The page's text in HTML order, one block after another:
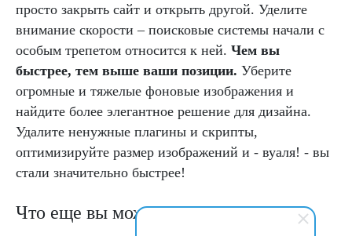
просто закрыть сайт и открыть другой. Уделите
внимание скорости – поисковые системы начали с
особым трепетом относится к ней. Чем вы
быстрее, тем выше ваши позиции. Уберите
огромные и тяжелые фоновые изображения и
найдите более элегантное решение для дизайна.
Удалите ненужные плагины и скрипты,
оптимизируйте размер изображений и - вуаля! - вы
стали значительно быстрее!
Что еще вы можете предложить?